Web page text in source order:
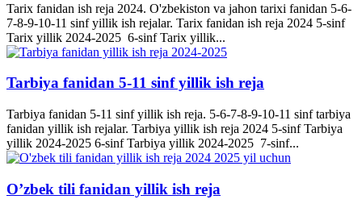
Tarix fanidan ish reja 2024. O'zbekiston va jahon tarixi fanidan 5-6-
7-8-9-10-11 sinf yillik ish rejalar. Tarix fanidan ish reja 2024 5-sinf
Tarix yillik 2024-2025 6-sinf Tarix yillik...
Tarbiya fanidan 5-11 sinf yillik ish reja
Tarbiya fanidan 5-11 sinf yillik ish reja. 5-6-7-8-9-10-11 sinf tarbiya
fanidan yillik ish rejalar. Tarbiya yillik ish reja 2024 5-sinf Tarbiya
yillik 2024-2025 6-sinf Tarbiya yillik 2024-2025 7-sinf...
O’zbek tili fanidan yillik ish reja